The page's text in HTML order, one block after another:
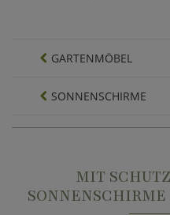
GARTENMÖBEL
SONNENSCHIRME
MIT